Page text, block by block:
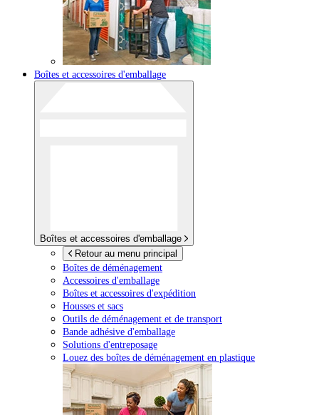
Boîtes et accessoires d'emballage
Boîtes et accessoires d'emballage
Retour au menu principal
Boîtes de déménagement
Accessoires d'emballage
Boîtes et accessoires d'expédition
Housses et sacs
Outils de déménagement et de transport
Bande adhésive d'emballage
Solutions d'entreposage
Louez des boîtes de déménagement en plastique